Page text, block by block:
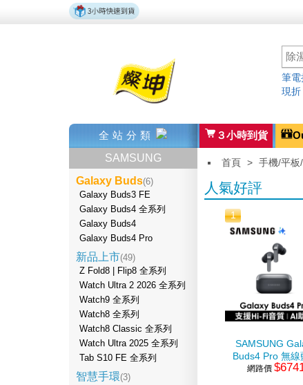
筆電
現折
全站分類 ３小時到貨
SAMSUNG
Galaxy Buds(6)
Galaxy Buds3 FE
Galaxy Buds4 全系列
Galaxy Buds4
Galaxy Buds4 Pro
新品上市(49)
Z Fold8 | Flip8 全系列
Watch Ultra 2 2026 全系列
Watch9 全系列
Watch8 全系列
Watch8 Classic 全系列
Watch Ultra 2025 全系列
Tab S10 FE 全系列
智慧手環(3)
首頁 > 手機/平板
人氣好評
1
SAMSUNG
Buds4 Pro 無線
耳機 曜石黑
網路價